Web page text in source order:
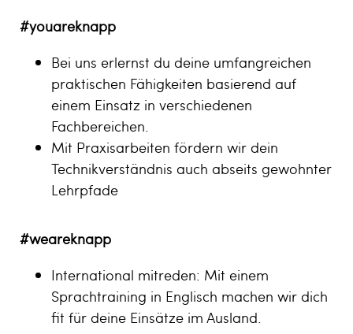
#youareknapp
Bei uns erlernst du deine umfangreichen
praktischen Fähigkeiten basierend auf
einem Einsatz in verschiedenen
Fachbereichen.
Mit Praxisarbeiten fördern wir dein
Technikverständnis auch abseits gewohnter
Lehrpfade
#weareknapp
International mitreden: Mit einem
Sprachtraining in Englisch machen wir dich
fit für deine Einsätze im Ausland.